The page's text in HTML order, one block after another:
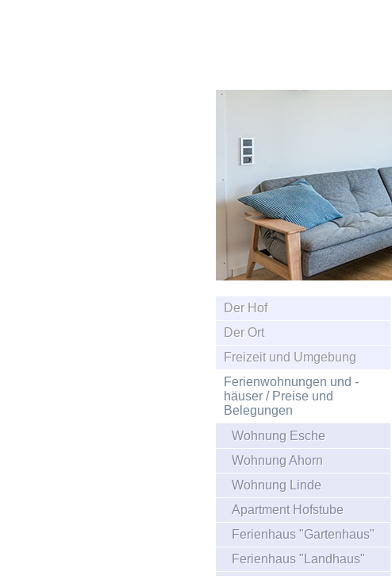
Kaisers Hof -
auf dem
Der Hof
Der Ort
Freizeit und Umgebung
Ferienwohnungen und -
häuser / Preise und
Belegungen
Wohnung Esche
Wohnung Ahorn
Wohnung Linde
Apartment Hofstube
Ferienhaus "Gartenhaus"
Ferienhaus "Landhaus"